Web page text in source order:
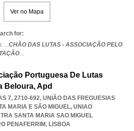
Ver no Mapa
for:
...CHÃO DAS LUTAS - ASSOCIAÇÃO PELO
...
Portuguesa De Lutas
Beloura, Apd
7, 2710-692, UNIÃO DAS FREGUESIAS
MARIA E SÃO MIGUEL, UNIAO
SANTA MARIA SAO MIGUEL
PENAFERRIM, LISBOA